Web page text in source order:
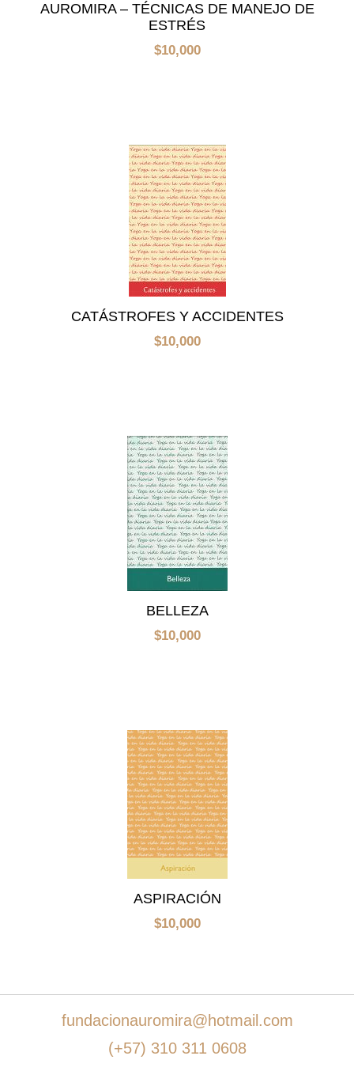
AUROMIRA – TÉCNICAS DE MANEJO DE
ESTRÉS
$10,000
CATÁSTROFES Y ACCIDENTES
$10,000
BELLEZA
$10,000
ASPIRACIÓN
$10,000
fundacionauromira@hotmail.com
(+57) 310 311 0608Añadir al carrito